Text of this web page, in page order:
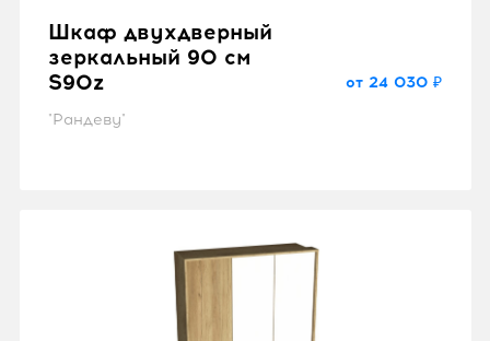
Шкаф двухдверный
зеркальный 90 см
S90z
"Рандеву"
от 24 030 ₽